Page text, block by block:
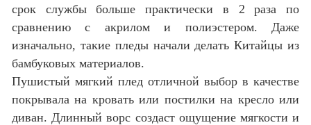
срок службы больше практически в 2 раза по
сравнению с акрилом и полиэстером. Даже
изначально, такие пледы начали делать Китайцы из
бамбуковых материалов.
Пушистый мягкий плед отличной выбор в качестве
покрывала на кровать или постилки на кресло или
диван. Длинный ворс создаст ощущение мягкости и